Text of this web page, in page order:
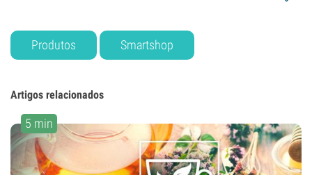
Produtos Smartshop
Artigos relacionados
5 min